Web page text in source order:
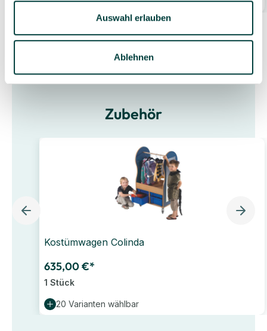
Auswahl erlauben
Ablehnen
Zubehör
Kostümwagen Colinda
635,00 €*
1 Stück
20 Varianten wählbar